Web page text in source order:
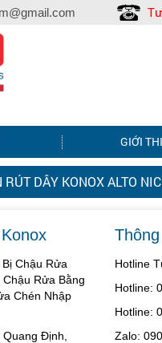
GIỚI
RÚT DÂY KONOX ALTO
Chậu Rửa
Rửa Bằng
Chén Nhập
Định,
Hotline
Hotline:
Hotline:
Zalo: